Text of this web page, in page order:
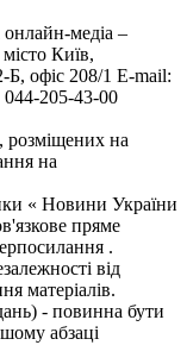
медіа –
Київ,
офіс 208/1 E-mail:
205-43-00
розміщених на
на
« Новини України
пряме
.
від
матеріалів.
- повинна бути
абзаці